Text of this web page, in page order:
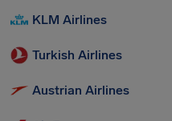
KLM Airlines
Turkish Airlines
Austrian Airlines